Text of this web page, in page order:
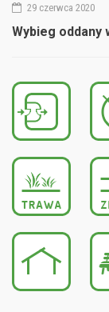
29 czerwca 2020
Wybieg oddany